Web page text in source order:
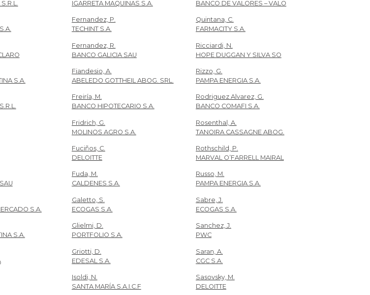
S.A.
S.A.
S.A.
IGARRETA MAQUINAS S.A.
Fernandez, P.
TECHINT S.A.
Fernandez, R.
BANCO GALICIA SAU
Fiandesio, A.
ABELEDO GOTTHEIL ABOG. SRL.
Freiría, M.
BANCO HIPOTECARIO S.A.
Fridrich, G.
MOLINOS AGRO S.A.
Fuciños, C.
DELOITTE
Fuda, M.
CALDENES S.A.
Galetto, S.
ECOGAS S.A.
Glielmi, D.
PORTFOLIO S.A.
Griotti, D.
EDESAL S.A.
Isoldi, N.
SANTA MARÍA S.A.I.C.F
BANCO DE VALORES – VALO
Quintana, C.
FARMACITY S.A.
Ricciardi, N.
HOPE DUGGAN Y SILVA SO
Rizzo, G.
PAMPA ENERGIA S.A.
Rodriguez Alvarez, G.
BANCO COMAFI S.A.
Rosenthal, A.
TANOIRA CASSAGNE ABOG.
Rothschild, P.
MARVAL O’FARRELL MAIRAL
Russo, M.
PAMPA ENERGIA S.A.
Sabre, J.
ECOGAS S.A.
Sanchez, J.
PWC
Saran, A.
CGC S.A.
Sasovsky, M.
DELOITTE